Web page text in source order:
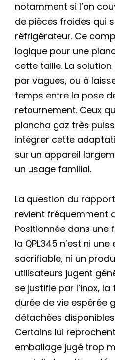
notamment si l’on
de pièces froides qui
réfrigérateur. Ce
logique pour une
cette taille. La
par vagues, ou à
temps entre la pose
retournement. Ceux
plancha gaz très
intégrer cette
sur un appareil
un usage familial.
La question du rapport
revient fréquemment
Positionnée dans une
la QPL345 n’est ni
sacrifiable, ni un
utilisateurs jugent
se justifie par l’inox,
durée de vie espérée
détachées
Certains lui
emballage jugé trop